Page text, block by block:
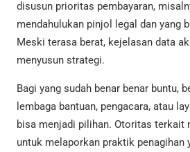
disusun prioritas pembayaran,
mendahulukan pinjol legal dan yang
Meski terasa berat, kejelasan data
menyusun strategi.
Bagi yang sudah benar benar buntu,
lembaga bantuan, pengacara, atau
bisa menjadi pilihan. Otoritas terkait
untuk melaporkan praktik penagihan